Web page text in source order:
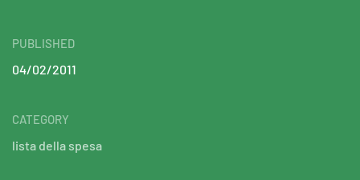
PUBLISHED
04/02/2011
CATEGORY
lista della spesa